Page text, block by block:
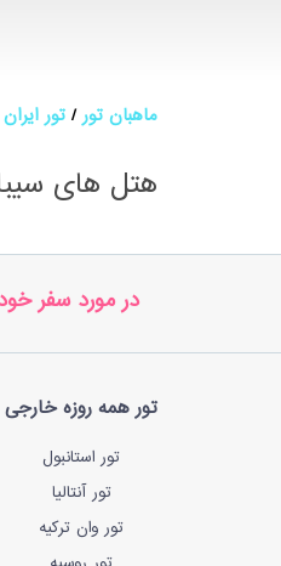
ماهبان تور تور ایران
هتل های
در مورد سفر
تور همه روزه خارجی
تور استانبول
تور آنتالیا
تور وان ترکیه